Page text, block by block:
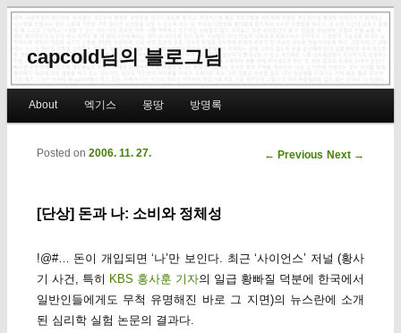
capcold님의 블로그님
Skip to primary content
Skip to secondary content
About 엑기스 몽땅 방명록
Post navigation
← Previous Next →
[단상] 돈과 나: 소비와 정체성
Posted on 2006. 11. 27.
!@#… 돈이 개입되면 ‘나’만 보인다. 최근 ‘사이언스’ 저널 (황사
기 사건, 특히 KBS 홍사훈 기자의 일급 황빠질 덕분에 한국에서
일반인들에게도 무척 유명해진 바로 그 지면)의 뉴스란에 소개
된 심리학 실험 논문의 결과다.